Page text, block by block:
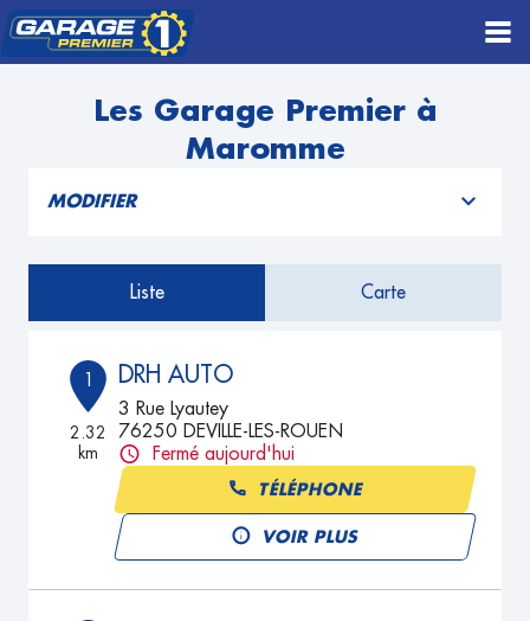
Les Garage Premier à
Maromme
MODIFIER
Liste Carte
1
2.32
km
DRH AUTO
3 Rue Lyautey
76250 DEVILLE-LES-ROUEN
Fermé aujourd'hui
TÉLÉPHONE
VOIR PLUS